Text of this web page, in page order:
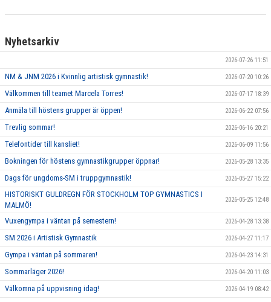
Nyhetsarkiv
2026-07-26 11:51
NM & JNM 2026 i Kvinnlig artistisk gymnastik! 2026-07-20 10:26
Välkommen till teamet Marcela Torres! 2026-07-17 18:39
Anmäla till höstens grupper är öppen! 2026-06-22 07:56
Trevlig sommar! 2026-06-16 20:21
Telefontider till kansliet! 2026-06-09 11:56
Bokningen för höstens gymnastikgrupper öppnar! 2026-05-28 13:35
Dags för ungdoms-SM i truppgymnastik! 2026-05-27 15:22
HISTORISKT GULDREGN FÖR STOCKHOLM TOP GYMNASTICS I
MALMÖ!
2026-05-25 12:48
Vuxengympa i väntan på semestern! 2026-04-28 13:38
SM 2026 i Artistisk Gymnastik 2026-04-27 11:17
Gympa i väntan på sommaren! 2026-04-23 14:31
Sommarläger 2026! 2026-04-20 11:03
Välkomna på uppvisning idag! 2026-04-19 08:42